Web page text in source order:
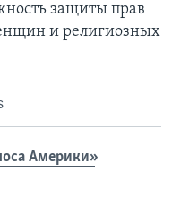
защиты прав
и религиозных
Америки»